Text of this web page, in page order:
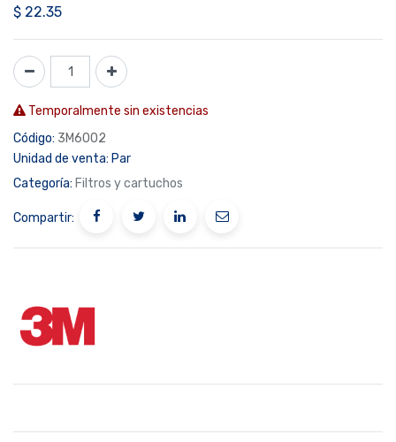
$ 22.35
Temporalmente sin existencias
Código: 3M6002
Unidad de venta: Par
Categoría: Filtros y cartuchos
Compartir: